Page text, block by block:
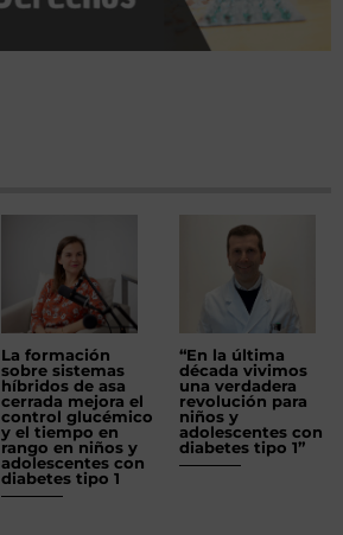
La formación
sobre sistemas
híbridos de asa
cerrada mejora el
control glucémico
y el tiempo en
rango en niños y
adolescentes con
diabetes tipo 1
“En la última
década vivimos
una verdadera
revolución para
niños y
adolescentes con
diabetes tipo 1”